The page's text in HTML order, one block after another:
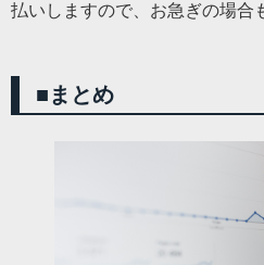
払いしますので、お急ぎの場合
■まとめ